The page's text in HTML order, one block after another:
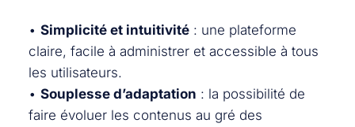
• Simplicité et intuitivité: une plateforme
claire, facile à administrer et accessible à tous
les utilisateurs.
• Souplesse d’adaptation : la possibilité de
faire évoluer les contenus au gré des